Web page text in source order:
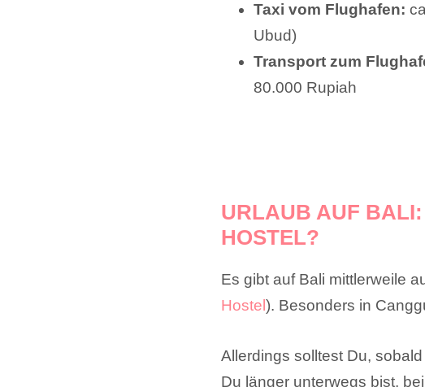
Taxi vom Flughafen:
Ubud)
Transport zum
80.000 Rupiah
URLAUB AUF BALI:
HOSTEL?
Es gibt auf Bali mittlerweile
Hostel ). Besonders in
Allerdings solltest Du,
Du länger unterwegs bist,